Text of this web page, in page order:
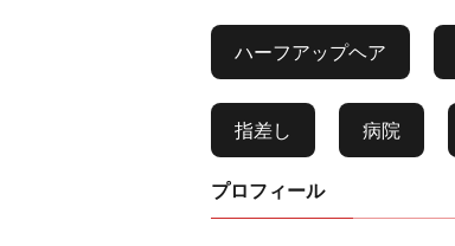
ハーフアップヘア
指差し 病院
プロフィール